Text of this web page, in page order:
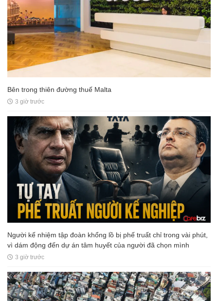
Bên trong thiên đường thuế Malta
3 giờ trước
Người kế nhiệm tập đoàn khổng lồ bị phế truất chỉ trong vài phút,
vì dám động đến dự án tâm huyết của người đã chọn mình
3 giờ trước